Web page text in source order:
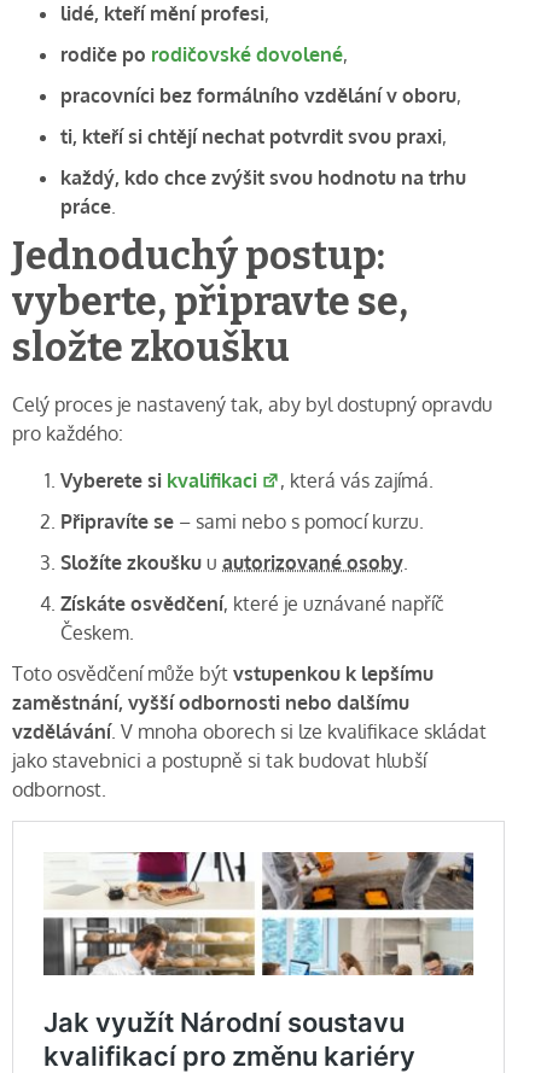
lidé, kteří mění profesi,
rodiče po rodičovské dovolené,
pracovníci bez formálního vzdělání v oboru,
ti, kteří si chtějí nechat potvrdit svou praxi,
každý, kdo chce zvýšit svou hodnotu na trhu
práce.
Jednoduchý postup:
vyberte, připravte se,
složte zkoušku
Celý proces je nastavený tak, aby byl dostupný opravdu
pro každého:
Vyberete si kvalifikaci
, která vás zajímá.
Připravíte se – sami nebo s pomocí kurzu.
Složíte zkoušku u autorizované osoby
Získáte osvědčení, které je uznávané napříč
Českem.
Toto osvědčení může být vstupenkou k lepšímu
zaměstnání, vyšší odbornosti nebo dalšímu
vzdělávání. V mnoha oborech si lze kvalifikace skládat
jako stavebnici a postupně si tak budovat hlubší
odbornost.